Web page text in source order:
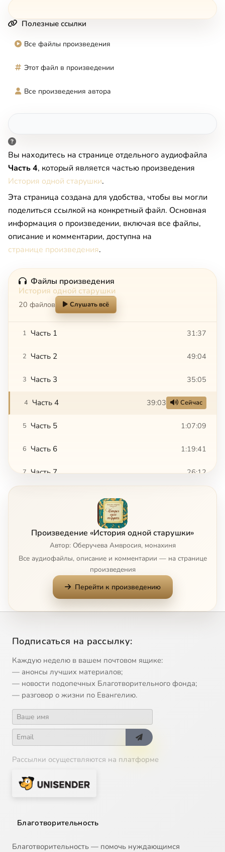
Полезные ссылки
Все файлы произведения
Этот файл в произведении
Все произведения автора
Вы находитесь на странице отдельного аудиофайла
Часть 4, который является частью произведения
История одной старушки.
Эта страница создана для удобства, чтобы вы могли
поделиться ссылкой на конкретный файл. Основная
информация о произведении, включая все файлы,
описание и комментарии, доступна на
странице произведения.
Файлы произведения
История одной старушки
20 файлов Слушать всё
1 Часть 1 31:37
2 Часть 2 49:04
3 Часть 3 35:05
4 Часть 4 39:03 Сейчас
5 Часть 5 1:07:09
6 Часть 6 1:19:41
7 Часть 7 26:12
Часть 10
Часть 11 2:14:19
13 Часть 13 1:51:34
15 Часть 15
16 Часть 16 1:42:52
18 Часть 18
Произведение «История одной старушки»
Автор: Оберучева Амвросия, монахиня
Все аудиофайлы, описание и комментарии — на странице
произведения
Перейти к произведению
Подписаться на рассылку:
Каждую неделю в вашем почтовом ящике:
— анонсы лучших материалов;
— новости подопечных Благотворительного фонда;
— разговор о жизни по Евангелию.
Рассылки осуществляются на платформе
Благотворительность
Благотворительность — помочь нуждающимся